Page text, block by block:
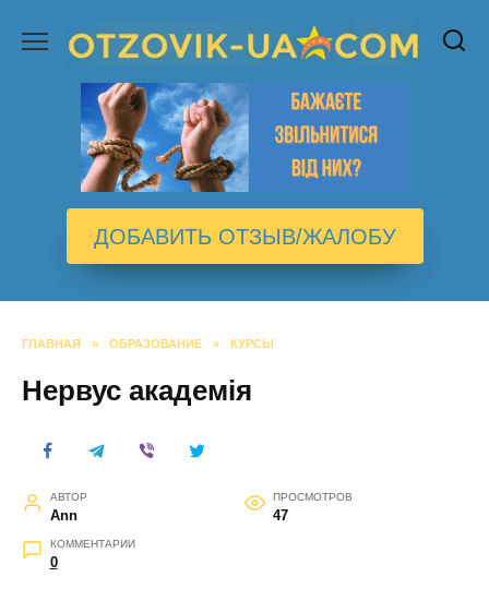
содержанию
ДОБАВИТЬ ОТЗЫВ/ЖАЛОБУ
ГЛАВНАЯ » ОБРАЗОВАНИЕ » КУРСЫ
Нервус академія
АВТОР
Ann
ПРОСМОТРОВ
47
КОММЕНТАРИИ
0